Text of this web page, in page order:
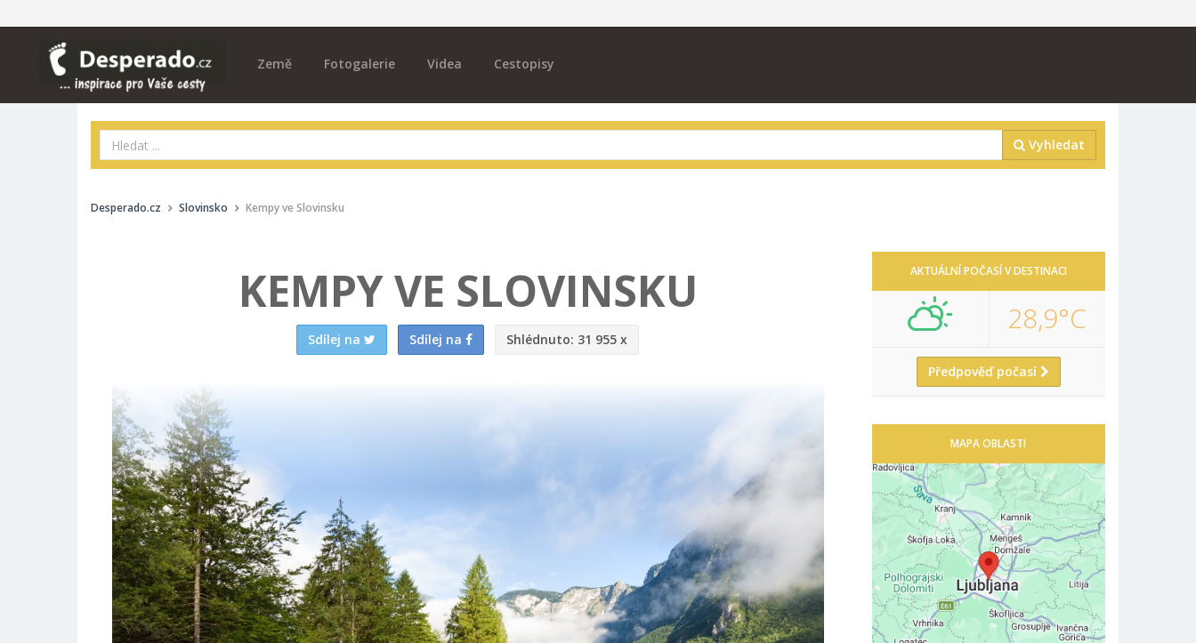
Země Fotogalerie Videa Cestopisy
Vyhledat
Desperado.cz Slovinsko Kempy ve Slovinsku
KEMPY VE SLOVINSKU
Sdílej na Sdílej na Shlédnuto: 31 955 x
AKTUÁLNÍ POČASÍ V DESTINACI
28,9°C
Předpověď počasí
MAPA OBLASTI